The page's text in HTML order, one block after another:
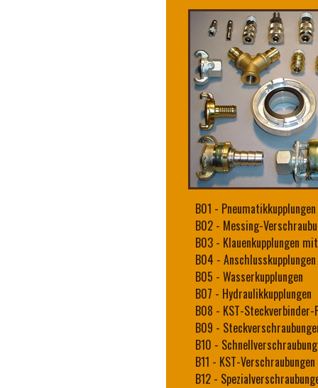
B01 - Pneumatikkupplungen
B02 - Messing-
B03 - Klauenkupplungen
B04 -
B05 - Wasserkupplungen
B07 - Hydraulikkupplungen
B08 - KST-Steckverbinder-
B09 -
B10 -
B11 - KST-Verschraubungen
B12 -